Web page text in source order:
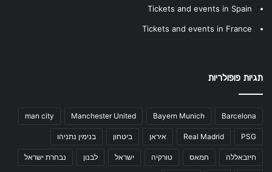
Tickets and events in Spain
Tickets and events in France
תגיות פופולריות
Barcelona
Bayern Munich
Manchester United
man city
PSG
Real Madrid איראן ביטחון בנימין נתניהו
חיזבאללה חמאס טורקיה ישראל לבנון נבחרת ישראל